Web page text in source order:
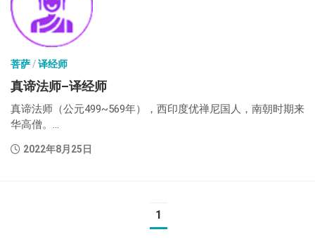
菩萨/译经师
真谛法师–译经师
真谛法师（公元499~569年），西印度优禅尼国人，南朝时期来
华高僧。...
2022年8月25日
1